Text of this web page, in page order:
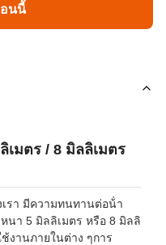
นนี้
มตร / 8 มิลลิเมตร
รา มีความทนทานต่อน้ํา
นา 5 มิลลิเมตร หรือ 8 มิลลิ
งานภายในต่าง ๆการ